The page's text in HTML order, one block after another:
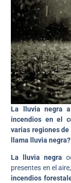
La lluvia negra
incendios en el
varias regiones de
llama lluvia negra?
La lluvia negra
presentes en el
incendios